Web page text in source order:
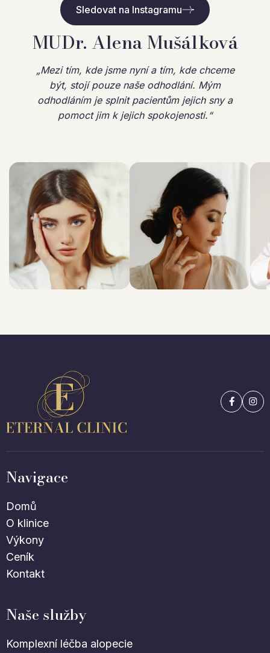
Sledovat na Instagramu
MUDr. Alena Mušálková
„Mezi tím, kde jsme nyní a tím, kde chceme
být, stojí pouze naše odhodlání. Mým
odhodláním je splnit pacientům jejich sny a
pomoct jim k jejich spokojenosti.“
Navigace
Domů
O klinice
Výkony
Ceník
Kontakt
Naše služby
Komplexní léčba alopecie